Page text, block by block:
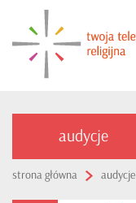
audycje
strona główna audycje